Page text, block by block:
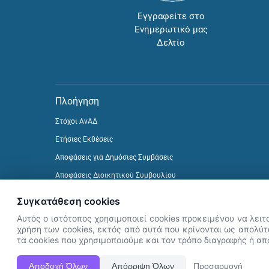
Εγγραφείτε στο
Ενημερωτικό μας
Δελτίο
Πλοήγηση
Στόχοι ΑνΑΔ
Ετήσιες Εκθέσεις
Αποφάσεις για Δημόσιες Συμβάσεις
Αποφάσεις Διοικητικού Συμβουλίου
Συγκατάθεση cookies
Αυτός ο ιστότοπος χρησιμοποιεί cookies προκειμένου να
χρήση των cookies, εκτός από αυτά που κρίνονται ως
τα cookies που χρησιμοποιούμε και τον τρόπο διαγραφής ή
Αποδοχή Όλων Απόρριψη Όλων Προσαρμογή